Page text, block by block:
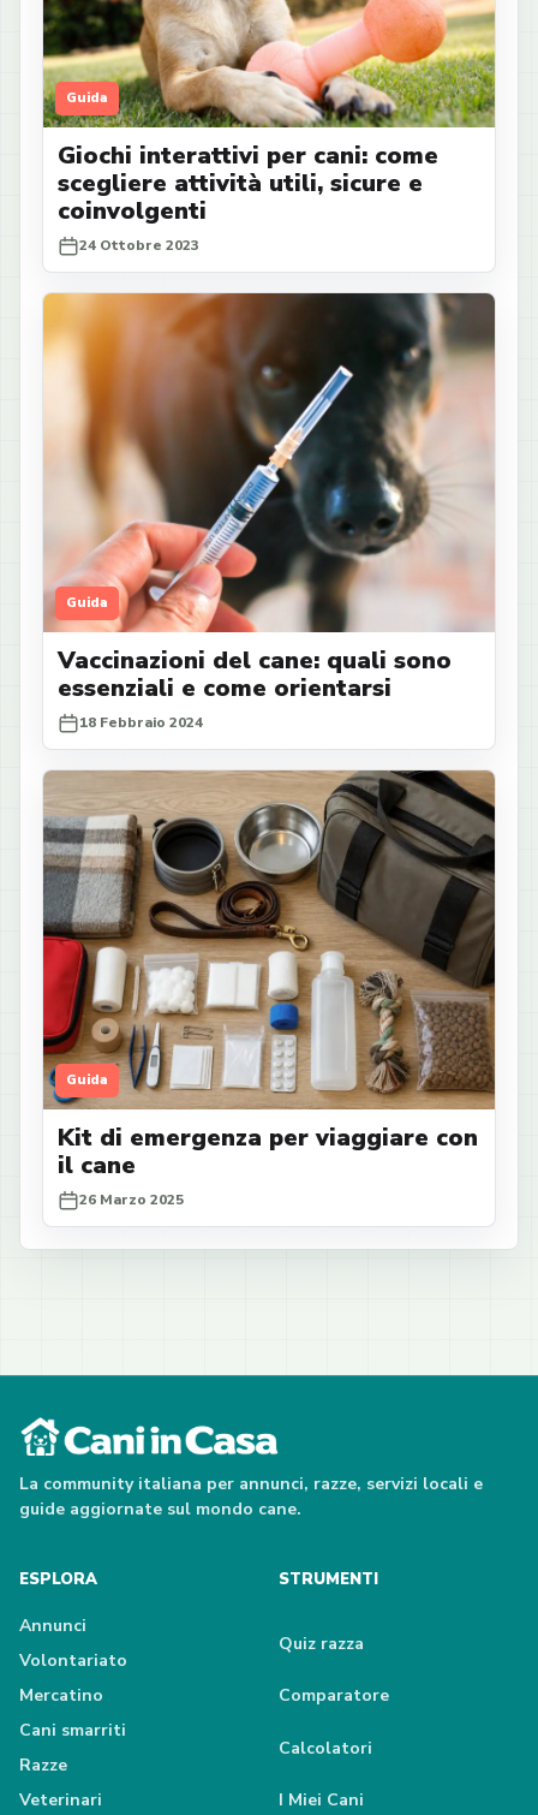
Guida
Giochi interattivi per cani: come
scegliere attività utili, sicure e
coinvolgenti
24 Ottobre 2023
Guida
Vaccinazioni del cane: quali sono
essenziali e come orientarsi
18 Febbraio 2024
Guida
Kit di emergenza per viaggiare con
il cane
26 Marzo 2025
La community italiana per annunci, razze, servizi locali e
guide aggiornate sul mondo cane.
ESPLORA
Annunci
Volontariato
Mercatino
Cani smarriti
Razze
Veterinari
STRUMENTI
Quiz razza
Comparatore
Calcolatori
I Miei Cani